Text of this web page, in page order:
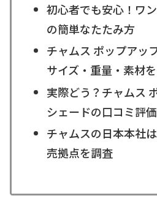
初心者でも安心！ワ
の簡単なたたみ方
チャムス ポップアッ
サイズ・重量・素材
実際どう？チャムス
シェードの口コミ評価
チャムスの日本本社
売拠点を調査